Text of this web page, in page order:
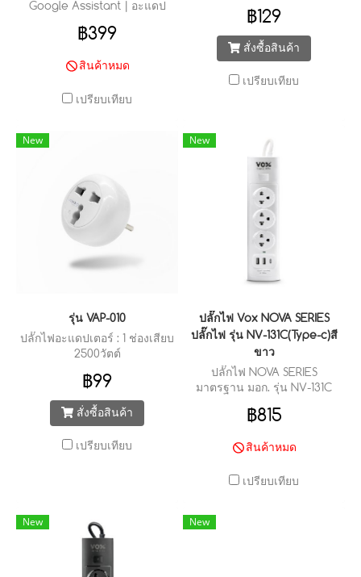
Google Assistant | อะแดป
การใช้งานผ่านแอพพลิเคชั่น "
฿399
สินค้าหมด
เปรียบเทียบ
฿129
สั่งซื้อสินค้า
เปรียบเทียบ
New
รุ่น VAP-010
ปลั๊กไฟอะแดปเตอร์ : 1 ช่องเสียบ
2500วัตต์
฿99
สั่งซื้อสินค้า
เปรียบเทียบ
New
ปลั๊กไฟ Vox NOVA SERIES
ปลั๊กไฟ รุ่น NV-131C(Type-c)สี
ขาว
ปลั๊กไฟ NOVA SERIES
มาตรฐาน มอก. รุ่น NV-131C
2 ยูเอสบี 1 Type-c (3 เมตร)
฿815
สินค้าหมด
เปรียบเทียบ
New New